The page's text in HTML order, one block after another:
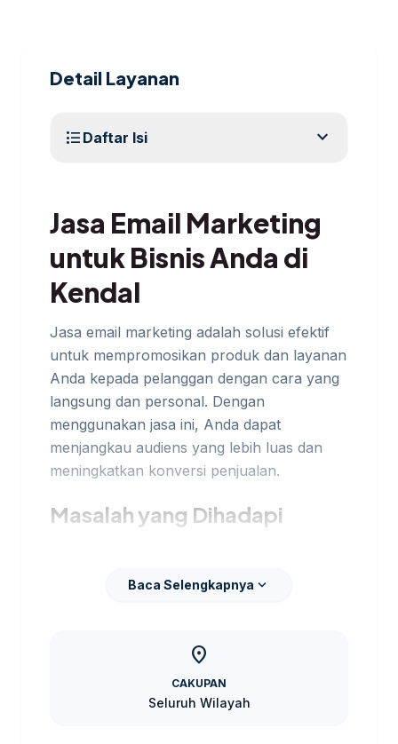
Detail Layanan
format_list_bulleted Daftar Isi expand_more
Jasa Email Marketing
untuk Bisnis Anda di
Kendal
Jasa email marketing adalah solusi efektif
untuk mempromosikan produk dan layanan
Anda kepada pelanggan dengan cara yang
langsung dan personal. Dengan
menggunakan jasa ini, Anda dapat
menjangkau audiens yang lebih luas dan
meningkatkan konversi penjualan.
Masalah yang Dihadapi
efektif. Email marketing dapat menjadi
murah dan lebih terukur dalam menjangkau
audiens Anda. Untuk membandingkan opsi
yang masih berdekatan,jasa digital
Baca Selengkapnya expand_more
location_on
CAKUPAN
Seluruh Wilayah